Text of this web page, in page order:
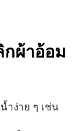
กผ้าอ้อม
ำง่าย ๆ เช่น